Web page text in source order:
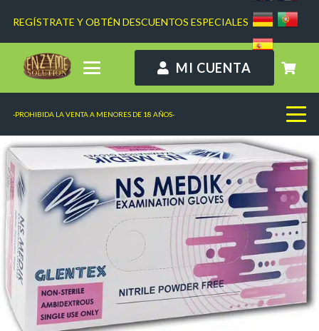
REGÍSTRATE Y OBTÉN DESCUENTOS ESPECIALES
MI CUENTA
-PROHIBIDA LA VENTA A MENORES DE 18 AÑOS-